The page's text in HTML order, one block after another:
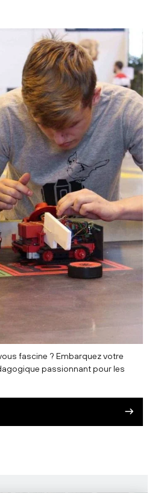
fascine ? Embarquez votre
passionnant pour les